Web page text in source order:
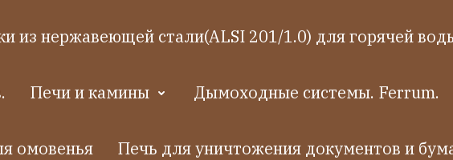
из нержавеющей стали(ALSI 201/1.0) для горячей
Печи и камины Дымоходные системы. Ferrum.
омовенья Печь для уничтожения документов и